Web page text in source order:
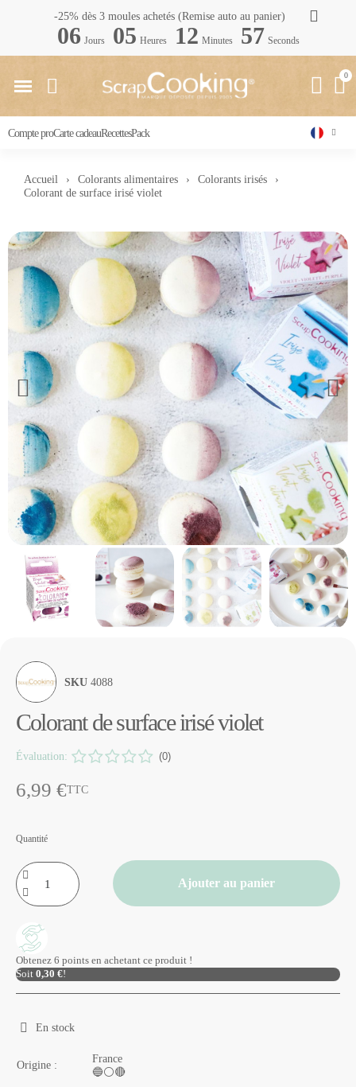
-25% dès 3 moules achetés (Remise auto au panier)
06 Jours 05 Heures 12 Minutes 56 Seconds
Compte proCarte cadeauRecettesPack
Accueil Colorants alimentaires
Colorants irisés
Colorant de surface irisé violet
SKU 4088
Colorant de surface irisé violet
Évaluation: (0)
6,99 €TTC
Quantité
Ajouter au panier
Obtenez 6 points en achetant ce produit !
Soit 0,30 €!
En stock
Origine :
France
🔵⚪🔴